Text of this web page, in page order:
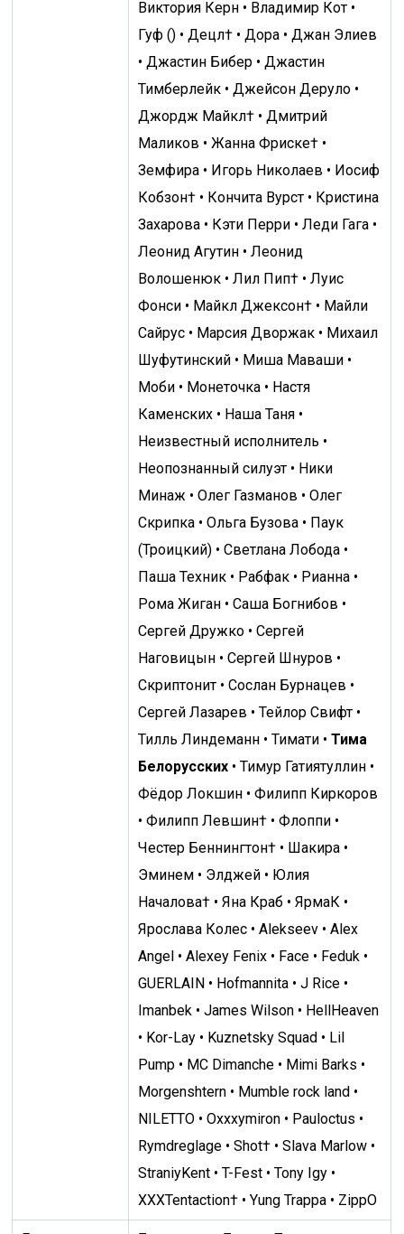
Виктория Керн • Владимир Кот •
Гуф () • Децл† • Дора • Джан Элиев
• Джастин Бибер • Джастин
Тимберлейк • Джейсон Деруло •
Джордж Майкл† • Дмитрий
Маликов • Жанна Фриске† •
Земфира • Игорь Николаев • Иосиф
Кобзон† • Кончита Вурст • Кристина
Захарова • Кэти Перри • Леди Гага •
Леонид Агутин • Леонид
Волошенюк • Лил Пип† • Луис
Фонси • Майкл Джексон† • Майли
Сайрус • Марсия Дворжак • Михаил
Шуфутинский • Миша Маваши •
Моби • Монеточка • Настя
Каменских • Наша Таня •
Неизвестный исполнитель •
Неопознанный силуэт • Ники
Минаж • Олег Газманов • Олег
Скрипка • Ольга Бузова • Паук
(Троицкий) • Светлана Лобода •
Паша Техник • Рабфак • Рианна •
Рома Жиган • Саша Богнибов •
Сергей Дружко • Сергей
Наговицын • Сергей Шнуров •
Скриптонит • Сослан Бурнацев •
Сергей Лазарев • Тейлор Свифт •
Тилль Линдеманн • Тимати •Тима
Белорусских • Тимур Гатиятуллин •
Фёдор Локшин • Филипп Киркоров
• Филипп Левшин† • Флоппи •
Честер Беннингтон† • Шакира •
Эминем • Элджей • Юлия
Началова† • Яна Краб • ЯрмаК •
Ярослава Колес • Alekseev • Alex
Angel • Alexey Fenix • Face • Feduk •
GUERLAIN • Hofmannita • J Rice •
Imanbek • James Wilson • HellHeaven
• Kor-Lay • Kuznetsky Squad • Lil
Pump • MC Dimanche • Mimi Barks •
Morgenshtern • Mumble rock land •
NILETTO • Oxxxymiron • Pauloctus •
Rymdreglage • Shot† • Slava Marlow •
StraniyKent • T-Fest • Tony Igy •
XXXTentaction† • Yung Trappa • ZippO